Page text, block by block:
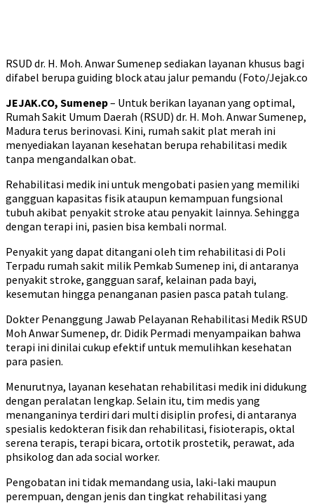
RSUD dr. H. Moh. Anwar Sumenep sediakan layanan khusus bagi
difabel berupa guiding block atau jalur pemandu (Foto/Jejak.co
JEJAK.CO, Sumenep– Untuk berikan layanan yang optimal,
Rumah Sakit Umum Daerah (RSUD) dr. H. Moh. Anwar Sumenep,
Madura terus berinovasi. Kini, rumah sakit plat merah ini
menyediakan layanan kesehatan berupa rehabilitasi medik
tanpa mengandalkan obat.
Rehabilitasi medik ini untuk mengobati pasien yang memiliki
gangguan kapasitas fisik ataupun kemampuan fungsional
tubuh akibat penyakit stroke atau penyakit lainnya. Sehingga
dengan terapi ini, pasien bisa kembali normal.
Penyakit yang dapat ditangani oleh tim rehabilitasi di Poli
Terpadu rumah sakit milik Pemkab Sumenep ini, di antaranya
penyakit stroke, gangguan saraf, kelainan pada bayi,
kesemutan hingga penanganan pasien pasca patah tulang.
Dokter Penanggung Jawab Pelayanan Rehabilitasi Medik RSUD
Moh Anwar Sumenep, dr. Didik Permadi menyampaikan bahwa
terapi ini dinilai cukup efektif untuk memulihkan kesehatan
para pasien.
Menurutnya, layanan kesehatan rehabilitasi medik ini didukung
dengan peralatan lengkap. Selain itu, tim medis yang
menanganinya terdiri dari multi disiplin profesi, di antaranya
spesialis kedokteran fisik dan rehabilitasi, fisioterapis, oktal
serena terapis, terapi bicara, ortotik prostetik, perawat, ada
phsikolog dan ada social worker.
Pengobatan ini tidak memandang usia, laki-laki maupun
perempuan, dengan jenis dan tingkat rehabilitasi yang